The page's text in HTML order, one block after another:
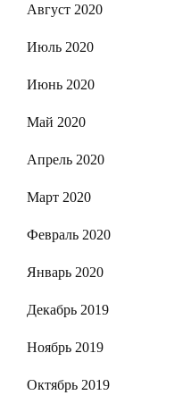
Август 2020
Июль 2020
Июнь 2020
Май 2020
Апрель 2020
Март 2020
Февраль 2020
Январь 2020
Декабрь 2019
Ноябрь 2019
Октябрь 2019